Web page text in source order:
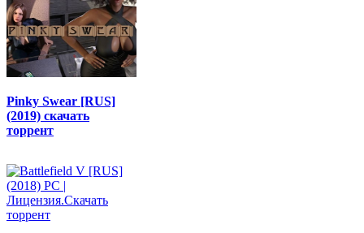
Pinky Swear [RUS]
(2019) скачать
торрент